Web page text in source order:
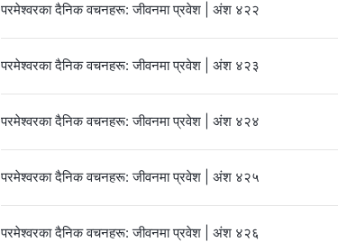
परमेश्‍वरका दैनिक वचनहरू: जीवनमा प्रवेश | अंश ४२२
परमेश्‍वरका दैनिक वचनहरू: जीवनमा प्रवेश | अंश ४२३
परमेश्‍वरका दैनिक वचनहरू: जीवनमा प्रवेश | अंश ४२४
परमेश्‍वरका दैनिक वचनहरू: जीवनमा प्रवेश | अंश ४२५
परमेश्‍वरका दैनिक वचनहरू: जीवनमा प्रवेश | अंश ४२६